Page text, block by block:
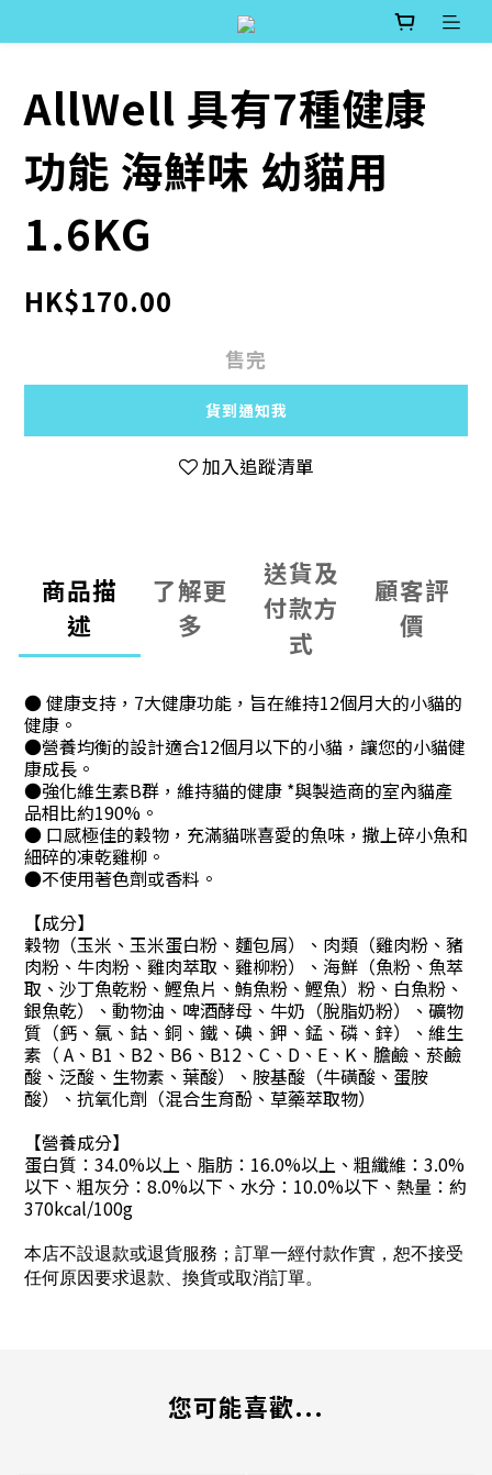
AllWell 具有7種健康
功能 海鮮味 幼貓用
1.6KG
HK$170.00
售完
貨到通知我
加入追蹤清單
商品描
述
了解更
多
送貨及
付款方
式
顧客評
價
● 健康支持，7大健康功能，旨在維持12個月大的小貓的
健康。
●營養均衡的設計適合12個月以下的小貓，讓您的小貓健
康成長。
●強化維生素B群，維持貓的健康 *與製造商的室內貓產
品相比約190%。
● 口感極佳的穀物，充滿貓咪喜愛的魚味，撒上碎小魚和
細碎的凍乾雞柳。
●不使用著色劑或香料。
【成分】
穀物（玉米、玉米蛋白粉、麵包屑）、肉類（雞肉粉、豬
肉粉、牛肉粉、雞肉萃取、雞柳粉）、海鮮（魚粉、魚萃
取、沙丁魚乾粉、鰹魚片、鮪魚粉、鰹魚）粉、白魚粉、
銀魚乾）、動物油、啤酒酵母、牛奶（脫脂奶粉）、礦物
質（鈣、氯、鈷、銅、鐵、碘、鉀、錳、磷、鋅）、維生
素（ A、B1、B2、B6、B12、C、D、E、K、膽鹼、菸鹼
酸、泛酸、生物素、葉酸）、胺基酸（牛磺酸、蛋胺
酸）、抗氧化劑（混合生育酚、草藥萃取物）
【營養成分】
蛋白質：34.0%以上、脂肪：16.0%以上、粗纖維：3.0%
以下、粗灰分：8.0%以下、水分：10.0%以下、熱量：約
370kcal/100g
本店不設退款或退貨服務；訂單一經付款作實，恕不接受
任何原因要求退款、換貨或取消訂單。
您可能喜歡...